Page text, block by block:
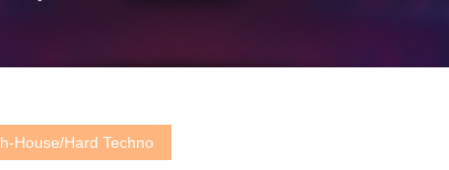
House/Hard Techno